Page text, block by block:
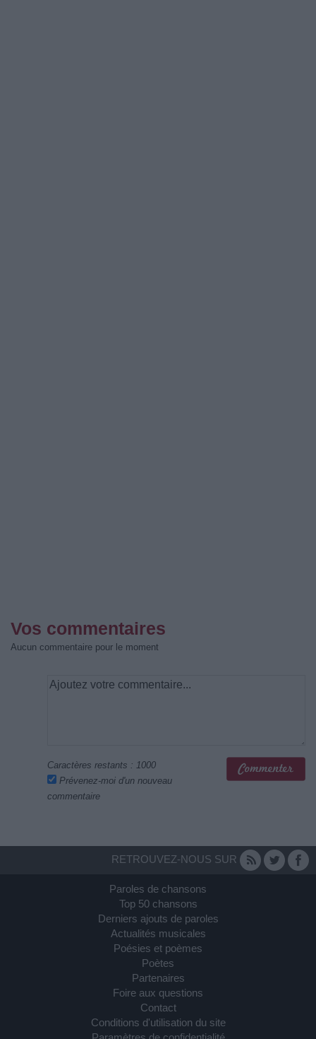
Vos commentaires
Aucun commentaire pour le moment
Caractères restants : 1000
Prévenez-moi d'un nouveau
commentaire
RETROUVEZ-NOUS SUR
Paroles de chansons
Top 50 chansons
Derniers ajouts de paroles
Actualités musicales
Poésies et poèmes
Poètes
Partenaires
Foire aux questions
Contact
Conditions d'utilisation du site